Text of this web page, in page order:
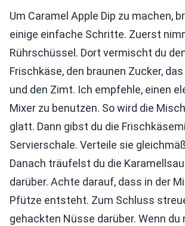
Um Caramel Apple Dip zu machen,
einige einfache Schritte. Zuerst
Rührschüssel. Dort vermischt du
Frischkäse, den braunen Zucker,
und den Zimt. Ich empfehle, einen
Mixer zu benutzen. So wird die
glatt. Dann gibst du die
Servierschale. Verteile sie
Danach träufelst du die
darüber. Achte darauf, dass in der
Pfütze entsteht. Zum Schluss
gehackten Nüsse darüber. Wenn du